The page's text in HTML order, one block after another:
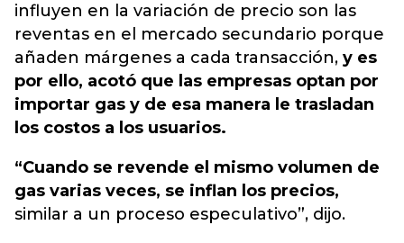
influyen en la variación de precio son las
reventas en el mercado secundario porque
añaden márgenes a cada transacción, y es
por ello, acotó que las empresas optan por
importar gas y de esa manera le trasladan
los costos a los usuarios.
“Cuando se revende el mismo volumen de
gas varias veces, se inflan los precios,
similar a un proceso especulativo”, dijo.